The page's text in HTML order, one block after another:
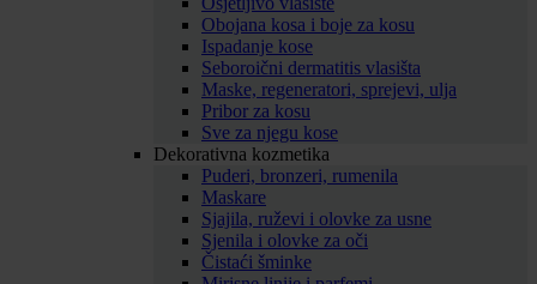
Obojana kosa i boje za kosu
Ispadanje kose
Seboroični dermatitis vlasišta
Maske, regeneratori, sprejevi, ulja
Pribor za kosu
Sve za njegu kose
Dekorativna kozmetika
Puderi, bronzeri, rumenila
Maskare
Sjajila, ruževi i olovke za usne
Sjenila i olovke za oči
Čistaći šminke